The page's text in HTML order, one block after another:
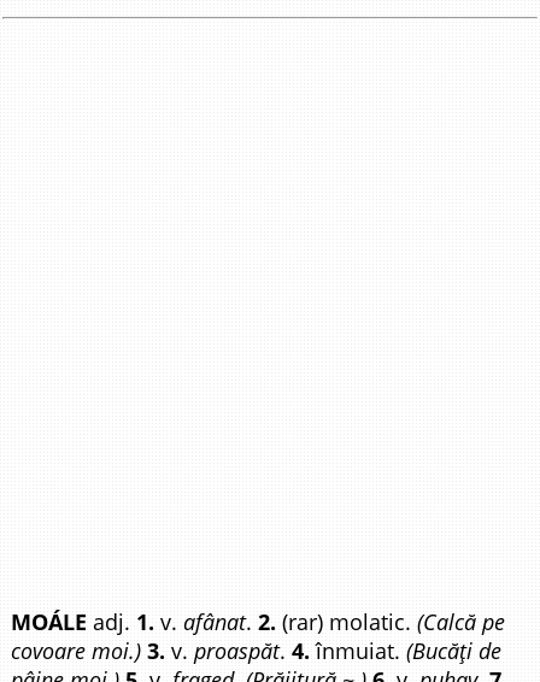
MOÁLE adj. 1. v.afânat.2. (rar) molatic.(Calcă pe
covoare moi.) 3. v.proaspăt.4. înmuiat.(Bucăți de